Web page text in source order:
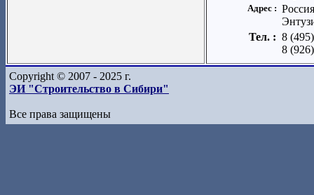
Адрес :
Тел. : 8
8
Copyright © 2007 - 2025 г.
ЭИ "Строительство в Сибири"
Все права защищены